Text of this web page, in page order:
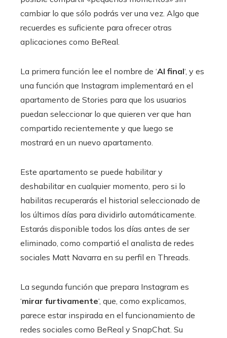
cambiar lo que sólo podrás ver una vez. Algo que
recuerdes es suficiente para ofrecer otras
aplicaciones como BeReal.
La primera función lee el nombre de ‘Al final‘, y es
una función que Instagram implementará en el
apartamento de Stories para que los usuarios
puedan seleccionar lo que quieren ver que han
compartido recientemente y que luego se
mostrará en un nuevo apartamento.
Este apartamento se puede habilitar y
deshabilitar en cualquier momento, pero si lo
habilitas recuperarás el historial seleccionado de
los últimos días para dividirlo automáticamente.
Estarás disponible todos los días antes de ser
eliminado, como compartió el analista de redes
sociales Matt Navarra en su perfil en Threads.
La segunda función que prepara Instagram es
‘mirar furtivamente‘, que, como explicamos,
parece estar inspirada en el funcionamiento de
redes sociales como BeReal y SnapChat. Su